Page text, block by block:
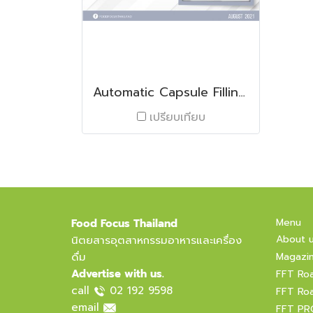
Automatic Capsule Filling Machine NJP-1200C
เปรียบเทียบ
Food Focus Thailand
นิตยสารอุตสาหกรรมอาหารและเครื่อง
ดื่ม
Advertise with us.
call
02 192 9598
email
Menu
About
FFT
FFT
FFT